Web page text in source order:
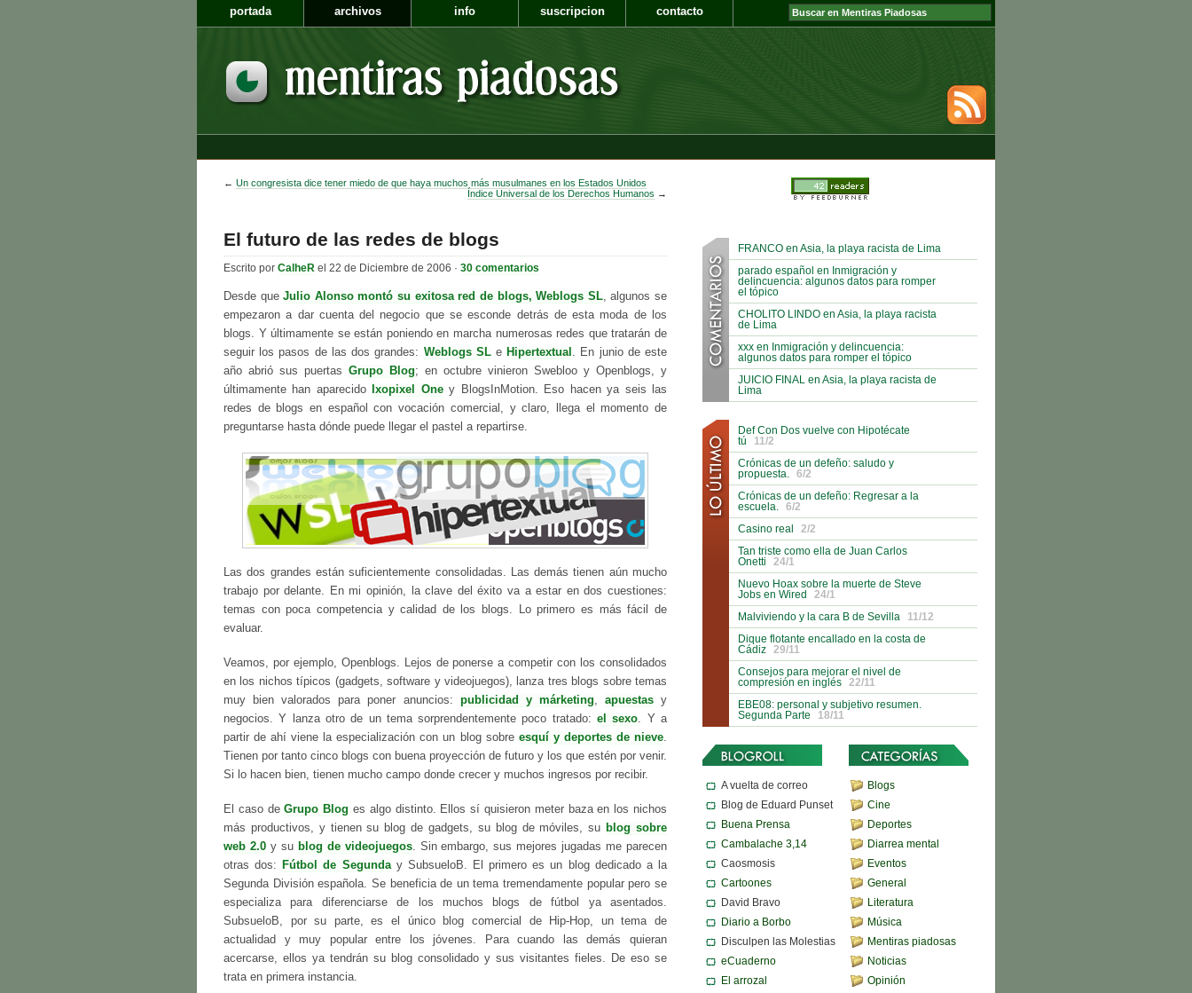
portada archivos info suscripcion contacto
← Un congresista dice tener miedo de que haya muchos más musulmanes en los Estados Unidos
Índice Universal de los Derechos Humanos →
El futuro de las redes de blogs
Escrito por CalheR el 22 de Diciembre de 2006 · 30 comentarios
Desde queJulio Alonso montó su exitosa red de blogs, Weblogs SL, algunos se
empezaron a dar cuenta del negocio que se esconde detrás de esta moda de los
blogs. Y últimamente se están poniendo en marcha numerosas redes que tratarán de
seguir los pasos de las dos grandes: Weblogs SLe Hipertextual
. En junio de este
año abrió sus puertas Grupo Blog; en octubre vinieron Swebloo y Openblogs, y
últimamente han aparecido
Ixopixel Oney BlogsInMotion. Eso hacen ya seis las
redes de blogs en español con vocación comercial, y claro, llega el momento de
preguntarse hasta dónde puede llegar el pastel a repartirse.
Las dos grandes están suficientemente consolidadas. Las demás tienen aún mucho
trabajo por delante. En mi opinión, la clave del éxito va a estar en dos cuestiones:
temas con poca competencia y calidad de los blogs. Lo primero es más fácil de
evaluar.
Veamos, por ejemplo, Openblogs. Lejos de ponerse a competir con los consolidados
en los nichos típicos (gadgets, software y videojuegos), lanza tres blogs sobre temas
muy bien valorados para poner anuncios: publicidad y márketing, apuestasy
negocios. Y lanza otro de un tema sorprendentemente poco tratado:el sexo. Y a
partir de ahí viene la especialización con un blog sobre esquí y deportes de nieve.
Tienen por tanto cinco blogs con buena proyección de futuro y los que estén por venir.
Si lo hacen bien, tienen mucho campo donde crecer y muchos ingresos por recibir.
El caso deGrupo Blog es algo distinto. Ellos sí quisieron meter baza en los nichos
más productivos, y tienen su blog de gadgets, su blog de móviles, su blog sobre
web 2.0y su blog de videojuegos. Sin embargo, sus mejores jugadas me parecen
otras dos:
Fútbol de Segunday SubsueloB. El primero es un blog dedicado a la
Segunda División española. Se beneficia de un tema tremendamente popular pero se
especializa para diferenciarse de los muchos blogs de fútbol ya asentados.
SubsueloB, por su parte, es el único blog comercial de Hip-Hop, un tema de
actualidad y muy popular entre los jóvenes. Para cuando las demás quieran
acercarse, ellos ya tendrán su blog consolidado y sus visitantes fieles. De eso se
trata en primera instancia.
FRANCO en Asia, la playa racista de Lima
parado español en Inmigración y
delincuencia: algunos datos para romper
el tópico
CHOLITO LINDO en Asia, la playa racista
de Lima
xxx en Inmigración y delincuencia:
algunos datos para romper el tópico
JUICIO FINAL en Asia, la playa racista de
Lima
Def Con Dos vuelve con Hipotécate
tú
11/2
Crónicas de un defeño: saludo y
propuesta.
6/2
Crónicas de un defeño: Regresar a la
escuela.
6/2
Casino real
2/2
Tan triste como ella de Juan Carlos
Onetti
24/1
Nuevo Hoax sobre la muerte de Steve
Jobs en Wired
24/1
Malviviendo y la cara B de Sevilla
11/12
Dique flotante encallado en la costa de
Cádiz
29/11
Consejos para mejorar el nivel de
compresión en inglés
22/11
EBE08: personal y subjetivo resumen.
Segunda Parte
18/11
A vuelta de correo
Blog de Eduard Punset
Buena Prensa
Cambalache 3,14
Caosmosis
Cartoones
David Bravo
Diario a Borbo
Disculpen las Molestias
eCuaderno
El arrozal
Blogs
Cine
Deportes
Diarrea mental
Eventos
General
Literatura
Música
Mentiras piadosas
Noticias
Opinión